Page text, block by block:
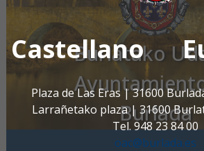
Castellano
Plaza de Las Eras | 31600
Larrañetako plaza | 31600
Tel. 948 23 84 00
oac@burlada.es
Burlatako
Burlada